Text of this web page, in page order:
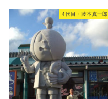
4代目・藤本真一郎